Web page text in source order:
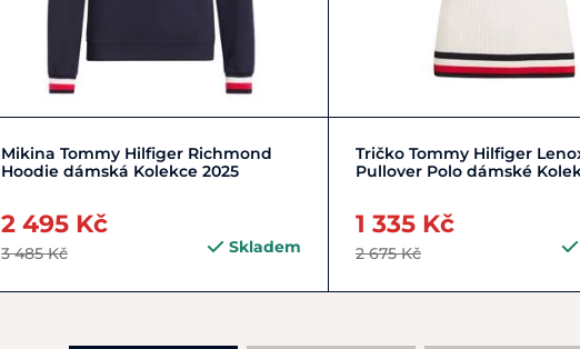
XS/34 XXS/32
Mikina Tommy Hilfiger Richmond
Hoodie dámská Kolekce 2025
2 495 Kč
3 485 Kč Skladem
Zobrazit detail
Tričko Tommy Hilfiger
Pullover Polo dámské
1 335 Kč
2 675 Kč